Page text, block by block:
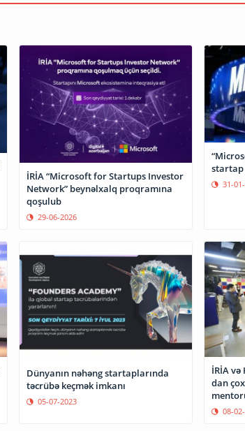
İRİA “Microsoft for Startups Investor
Network” beynəlxalq proqramına
qoşulub
29-06-2026
“Microsoft”-
startap
31-
Dünyanın nəhəng startaplarında
təcrübə keçmək imkanı
05-07-2023
İRİA və
dan
08-